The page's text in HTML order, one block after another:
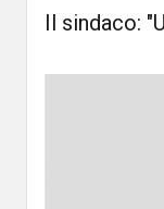
Il sindaco: